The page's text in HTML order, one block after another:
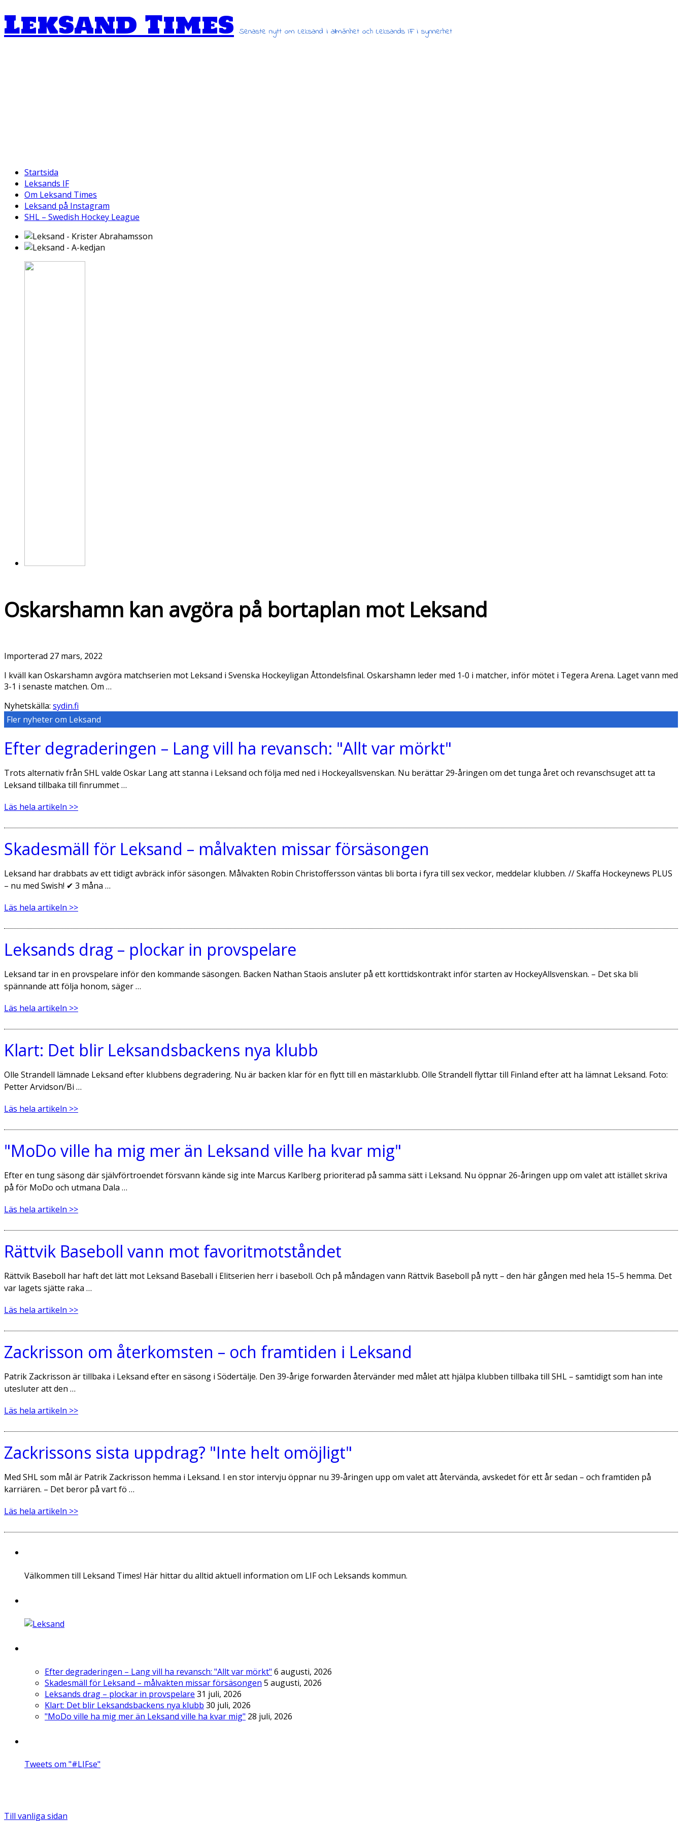
Leksand Times Senaste nytt om Leksand i allmänhet och Leksands IF i synnerhet
Startsida
Leksands IF
Om Leksand Times
Leksand på Instagram
SHL – Swedish Hockey League
Oskarshamn kan avgöra på bortaplan mot Leksand
Importerad 27 mars, 2022
I kväll kan Oskarshamn avgöra matchserien mot Leksand i Svenska Hockeyligan Åttondelsfinal. Oskarshamn leder med 1-0 i matcher, inför mötet i Tegera Arena. Laget vann med
3-1 i senaste matchen. Om …
Nyhetskälla: sydin.fi
Fler nyheter om Leksand
Efter degraderingen – Lang vill ha revansch: "Allt var mörkt"
Trots alternativ från SHL valde Oskar Lang att stanna i Leksand och följa med ned i Hockeyallsvenskan. Nu berättar 29-åringen om det tunga året och revanschsuget att ta
Leksand tillbaka till finrummet …
Läs hela artikeln >>
Skadesmäll för Leksand – målvakten missar försäsongen
Leksand har drabbats av ett tidigt avbräck inför säsongen. Målvakten Robin Christoffersson väntas bli borta i fyra till sex veckor, meddelar klubben. // Skaffa Hockeynews PLUS
– nu med Swish! ✔ 3 måna …
Läs hela artikeln >>
Leksands drag – plockar in provspelare
Leksand tar in en provspelare inför den kommande säsongen. Backen Nathan Staois ansluter på ett korttidskontrakt inför starten av HockeyAllsvenskan. – Det ska bli
spännande att följa honom, säger …
Läs hela artikeln >>
Klart: Det blir Leksandsbackens nya klubb
Olle Strandell lämnade Leksand efter klubbens degradering. Nu är backen klar för en flytt till en mästarklubb. Olle Strandell flyttar till Finland efter att ha lämnat Leksand. Foto:
Petter Arvidson/Bi …
Läs hela artikeln >>
"MoDo ville ha mig mer än Leksand ville ha kvar mig"
Efter en tung säsong där självförtroendet försvann kände sig inte Marcus Karlberg prioriterad på samma sätt i Leksand. Nu öppnar 26-åringen upp om valet att istället skriva
på för MoDo och utmana Dala …
Läs hela artikeln >>
Rättvik Baseboll vann mot favoritmotståndet
Rättvik Baseboll har haft det lätt mot Leksand Baseball i Elitserien herr i baseboll. Och på måndagen vann Rättvik Baseboll på nytt – den här gången med hela 15–5 hemma. Det
var lagets sjätte raka …
Läs hela artikeln >>
Zackrisson om återkomsten – och framtiden i Leksand
Patrik Zackrisson är tillbaka i Leksand efter en säsong i Södertälje. Den 39-årige forwarden återvänder med målet att hjälpa klubben tillbaka till SHL – samtidigt som han inte
utesluter att den …
Läs hela artikeln >>
Zackrissons sista uppdrag? "Inte helt omöjligt"
Med SHL som mål är Patrik Zackrisson hemma i Leksand. I en stor intervju öppnar nu 39-åringen upp om valet att återvända, avskedet för ett år sedan – och framtiden på
karriären. – Det beror på vart fö …
Läs hela artikeln >>
Välkommen till Leksand Times! Här hittar du alltid aktuell information om LIF och Leksands kommun.
Efter degraderingen – Lang vill ha revansch: "Allt var mörkt" 6 augusti, 2026
Skadesmäll för Leksand – målvakten missar försäsongen 5 augusti, 2026
Leksands drag – plockar in provspelare 31 juli, 2026
Klart: Det blir Leksandsbackens nya klubb 30 juli, 2026
"MoDo ville ha mig mer än Leksand ville ha kvar mig" 28 juli, 2026
Tweets om "#LIFse"
Till vanliga sidan